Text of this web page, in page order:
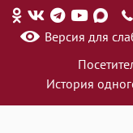
Версия для
История